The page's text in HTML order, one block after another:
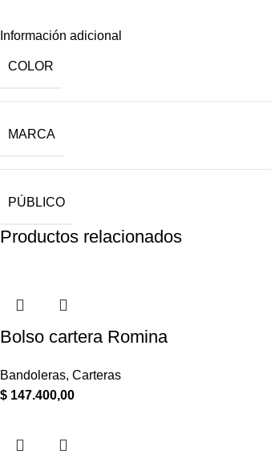
Información adicional
COLOR
MARCA
PÚBLICO
Productos relacionados
Bolso cartera Romina
Bandoleras, Carteras
$ 147.400,00